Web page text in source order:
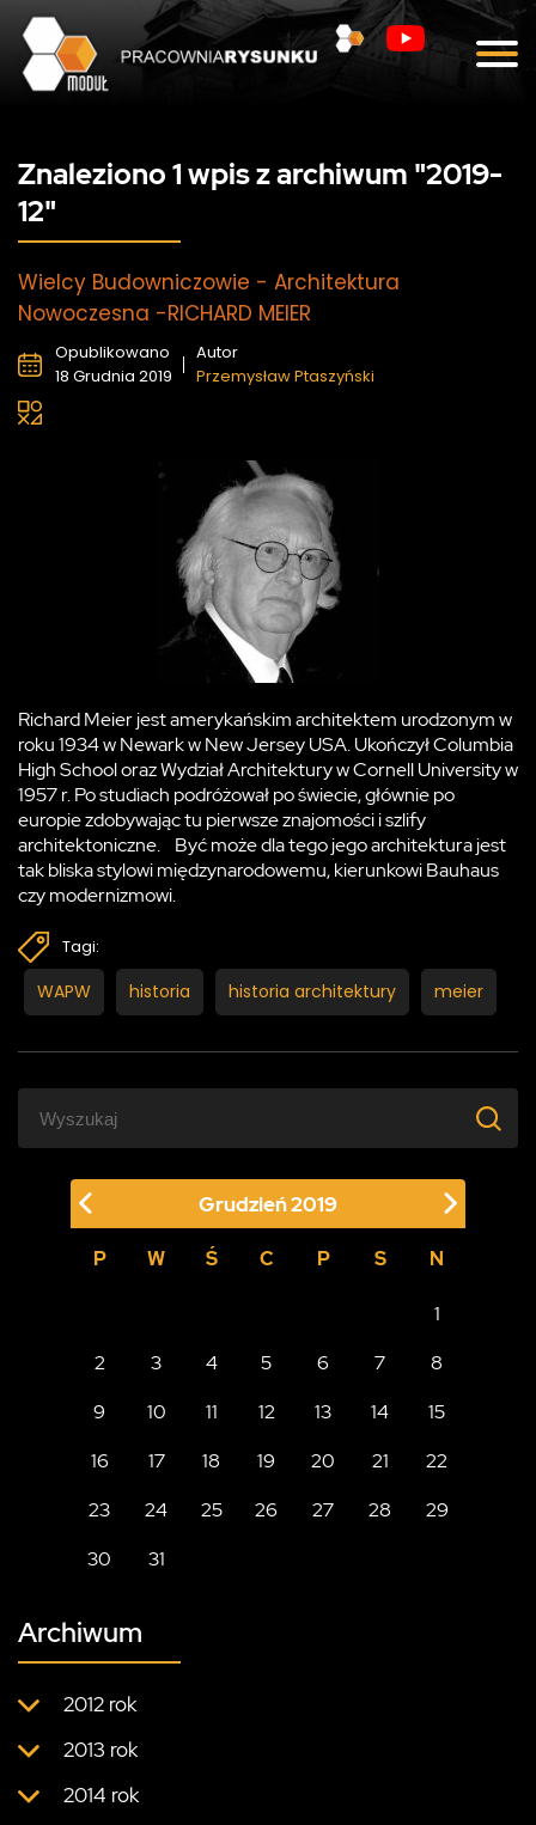
Znaleziono 1 wpis z archiwum "2019-
12"
Wielcy Budowniczowie - Architektura
Nowoczesna -RICHARD MEIER
Opublikowano
18 Grudnia 2019
Autor
Przemysław Ptaszyński
Richard Meier jest amerykańskim architektem urodzonym w
roku 1934 w Newark w New Jersey USA. Ukończył Columbia
High School oraz Wydział Architektury w Cornell University w
1957 r. Po studiach podróżował po świecie, głównie po
europie zdobywając tu pierwsze znajomości i szlify
architektoniczne. Być może dla tego jego architektura jest
tak bliska stylowi międzynarodowemu, kierunkowi Bauhaus
czy modernizmowi.
Tagi:
WAPW historia historia architektury meier
Grudzień2019
P W Ś C P S N
1
2
3 4 5 6 7
8
9
10 11 12 13 14
15
16
17 18 19 20 21
22
23
24 25 26 27 28
29
30
31
Archiwum
2012 rok
2013 rok
2014 rok